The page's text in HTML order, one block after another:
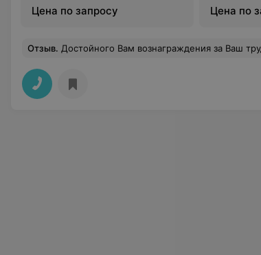
Цена по запросу Цена по
Отзыв. Достойного Вам вознаграждения за Ваш труд! Отдельную благодарность выражаю врачу Н.Г хочу искренне от всего сердца поблагодарить Вас за Вашу работу. Вы талантливый врач от Бога с золотыми руками и горячим сердцем. Быть врачом — это Ваше призвание. Но Вы еще и замечательный человек, добрый, отзывчивый и умеющий сострадать людям. Вы прекрасный специалист, хорошо знающий свое дело. Вы уверенный и решительный. Это хорошие качества для